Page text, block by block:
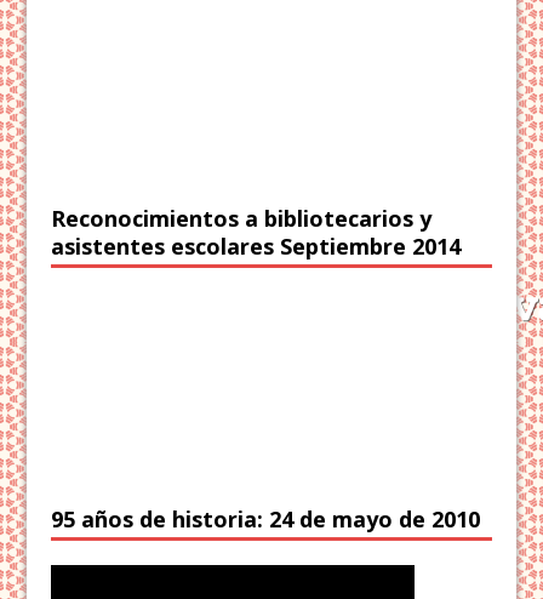
Reconocimientos a bibliotecarios y
asistentes escolares Septiembre 2014
95 años de historia: 24 de mayo de 2010